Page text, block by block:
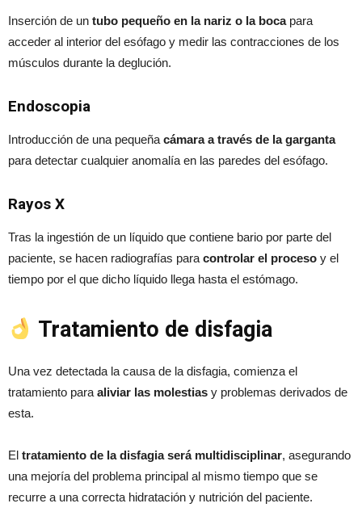
Inserción de un tubo pequeño en la nariz o la bocapara
acceder al interior del esófago y medir las contracciones de los
músculos durante la deglución.
Endoscopia
Introducción de una pequeña cámara a través de la garganta
para detectar cualquier anomalía en las paredes del esófago.
Rayos X
Tras la ingestión de un líquido que contiene bario por parte del
paciente, se hacen radiografías para controlar el proceso y el
tiempo por el que dicho líquido llega hasta el estómago.
Tratamiento de disfagia
Una vez detectada la causa de la disfagia, comienza el
tratamiento para aliviar las molestias y problemas derivados de
esta.
El tratamiento de la disfagia será multidisciplinar, asegurando
una mejoría del problema principal al mismo tiempo que se
recurre a una correcta hidratación y nutrición del paciente.